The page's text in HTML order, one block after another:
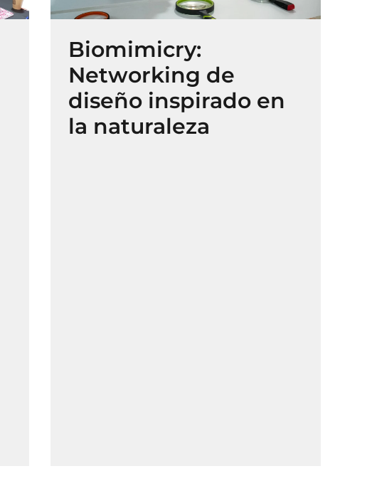
Biomimicry:
Networking de
diseño inspirado en
la naturaleza